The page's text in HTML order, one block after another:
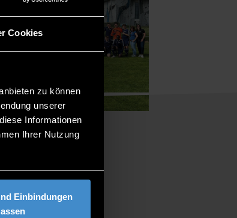
Cookies
zu können
unserer
Informationen
Ihrer Nutzung
Einbindungen